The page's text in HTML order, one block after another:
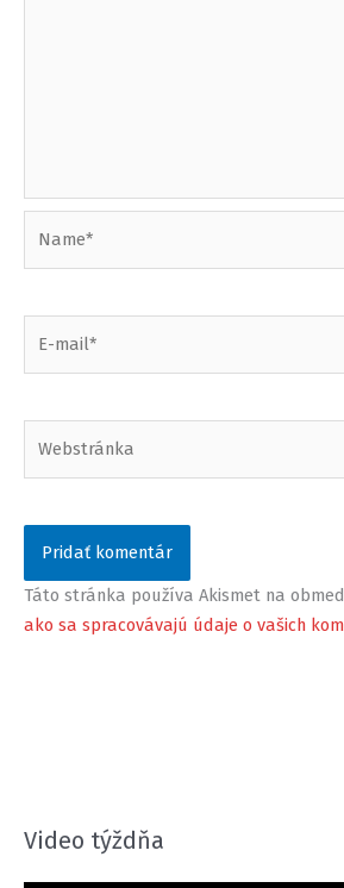
Táto stránka používa Akismet na
ako sa spracovávajú údaje o vašich
Video týždňa